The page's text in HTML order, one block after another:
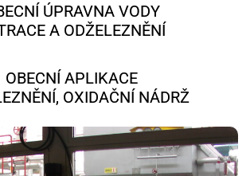
ÚPRAVNA VODY
A ODŽELEZNĚNÍ
OBECNÍ APLIKACE
OXIDAČNÍ NÁDRŽ